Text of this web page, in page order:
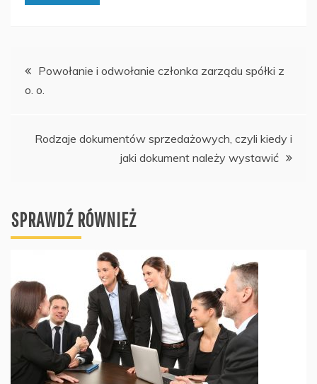
Nawigacja
Powołanie i odwołanie członka zarządu spółki z
o. o.
Rodzaje dokumentów sprzedażowych, czyli kiedy i
jaki dokument należy wystawić
SPRAWDŹ RÓWNIEŻ